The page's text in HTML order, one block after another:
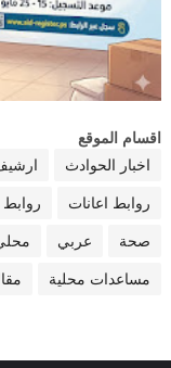
اقسام الموقع
اخبار الحوادث
روابط اعانات
صحة عربي
مساعدات محلية